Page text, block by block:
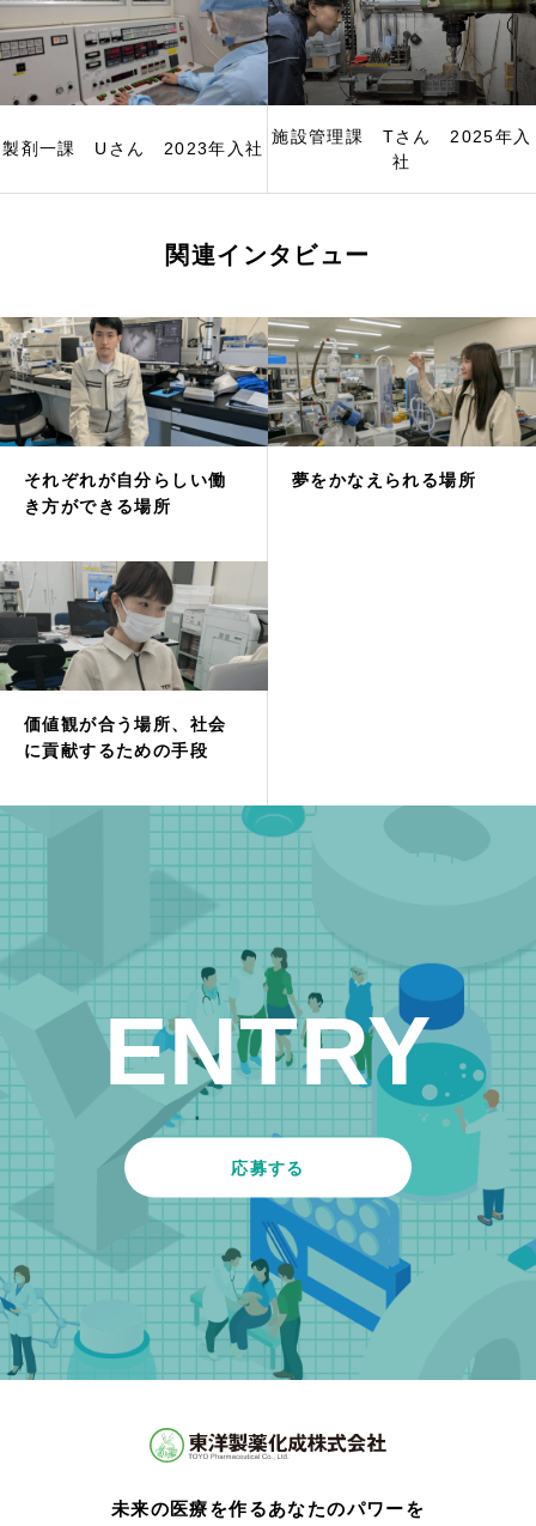
製剤一課 Uさん 2023年入社
施設管理課 Tさん 2025年入
社
関連インタビュー
それぞれが自分らしい働
き方ができる場所
夢をかなえられる場所
価値観が合う場所、社会
に貢献するための手段
ENTRY
応募する
未来の医療を作るあなたのパワーを